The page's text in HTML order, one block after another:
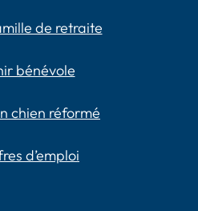
de retraite
bénévole
chien réformé
d’emploi